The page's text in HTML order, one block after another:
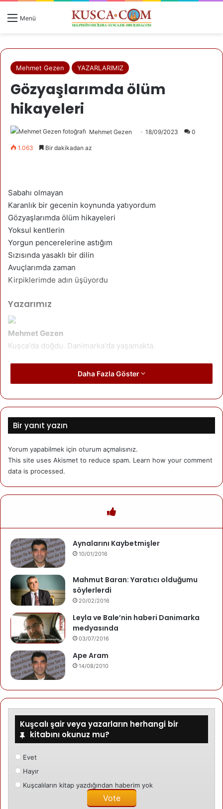
Menü
Mehmet Gezen YAZARLARIMIZ
Gözyaşlarımda ölüm
hikayeleri
Mehmet Gezen 18/09/2023 0
1.063 Bir dakikadan az
Sabahı olmayan
Karanlık bir gecenin koynunda yatıyordum
Gözyaşlarımda ölüm hikayeleri
Yoksul kentlerin
Yorgun pencerelerine astığım
Sızısında yasaklı bir dilin
Avuçlarımda zaman
Kirpiklerimde adın üşüyordu
Yazarımız
Mehmet Gezen
Kuşca'da doğdu. Danimarka'da yaşamakta.
Yazarın yazıları
Mehmet Gezen
yokluğun
edilmemis08/09/2024Narîn
Mehmet
Gezen
Daha Fazla Göster
Bir yanıt yazın
Yorum yapabilmek için oturum açmalısınız.
This site uses Akismet to reduce spam. Learn how your comment
data is processed.
Aynalarını Kaybetmişler
10/01/2016
Mahmut Baran: Yaratıcı olduğumu
söylerlerdi
20/02/2016
Leyla ve Bale’nin haberi Danimarka
medyasında
03/07/2016
Ape Aram
14/08/2010
Kuşcalı şair veya yazarların herhangi bir
kitabını okunuz mu?
Evet
Hayır
Kuşcalıların kitap yazdığından haberim yok